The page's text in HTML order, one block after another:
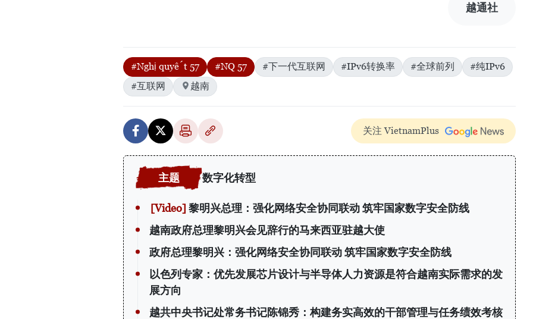
越通社
#Nghị quyết 57 #NQ 57 #下一代互联网 #IPv6转换率 #全球前列
#纯IPv6
#互联网
越南
关注 VietnamPlus
数字化转型
黎明兴总理：强化网络安全协同联动 筑牢国家数字安全防线
越南政府总理黎明兴会见辞行的马来西亚驻越大使
政府总理黎明兴：强化网络安全协同联动 筑牢国家数字安全防线
以色列专家：优先发展芯片设计与半导体人力资源是符合越南实际需求的发
展方向
越共中央书记处常务书记陈锦秀：构建务实高效的干部管理与任务绩效考核